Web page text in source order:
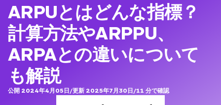
ARPUとはどんな指標？
計算方法やARPPU、
ARPAとの違いについて
も解説
公開 2024年4月05日/更新 2025年7月30日/11 分で確認